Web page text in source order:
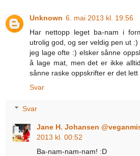
Unknown 6. mai 2013 kl. 19:56
Har nettopp leget ba-nam i
utrolig god, og ser veldig pen ut
jeg lage ofte :) elsker sånne
å lage mat, men det er ikke
sånne raske oppskrifter er det
Svar
Svar
Jane H. Johansen
2013 kl. 00:52
Ba-nam-nam-nam! :D